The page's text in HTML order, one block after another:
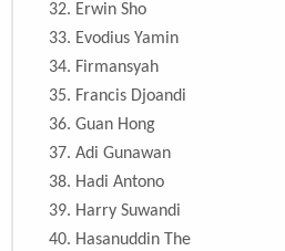
32. Erwin Sho
33. Evodius Yamin
34. Firmansyah
35. Francis Djoandi
36. Guan Hong
37. Adi Gunawan
38. Hadi Antono
39. Harry Suwandi
40. Hasanuddin The